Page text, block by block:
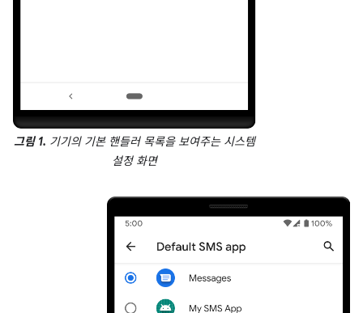
그림 1. 기기의 기본 핸들러 목록을 보여주는 시스템
설정 화면